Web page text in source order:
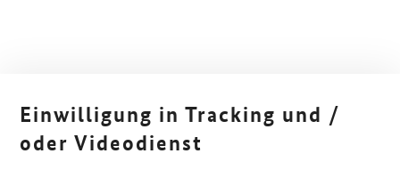
Einwilligung in Tracking und /
oder Videodienst